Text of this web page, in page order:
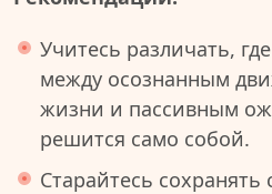
Учитесь различать,
между осознанным
жизни и пассивным
решится само собой.
Старайтесь сохранять